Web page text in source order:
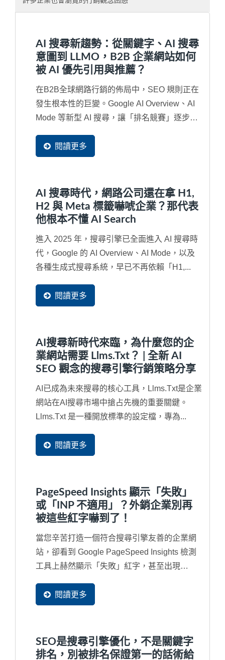
AI 搜尋新趨勢：從關鍵字、AI 搜尋
意圖到 LLMO，B2B 企業網站如何
被 AI 優先引用與推薦？
在B2B全球網路行銷的佈局中，SEO 規則正在
發生根本性的巨變。Google AI Overview、AI
Mode 等新型 AI 搜尋，讓「排名競賽」逐步演
閱讀更多
AI 搜尋時代，網路公司還在拿 H1,
H2 與 Meta 標籤嚇唬企業？那代表
他根本不懂 AI Search
進入 2025 年，搜尋引擎已全面進入 AI 搜尋時
代，Google 的 AI Overview、AI Mode，以及
各種生成式搜尋系統，早已不再依賴「H1,...
閱讀更多
AI搜尋新時代來臨，為什麼您的企
業網站需要 Llms.txt？ | 全新 AI
SEO 觀念的搜尋引擎行銷策略分享
AI已成為未來搜尋的核心工具，llms.txt是企業
網站在AI搜尋市場中搶占先機的重要關鍵。
Llms.txt 是一種開放標準的設定檔，專為...
閱讀更多
PageSpeed Insights 顯示「失敗」
或「INP 不適用」？外銷企業別再
被這些紅字嚇到了！
當您辛苦打造一個符合搜尋引擎友善的企業網
站，卻看到 Google PageSpeed Insights 檢測
工具上赫然顯示「失敗」紅字，甚至出現
閱讀更多
SEO是搜尋引擎優化，不是關鍵字
排名，別被排名保證第一的話術給